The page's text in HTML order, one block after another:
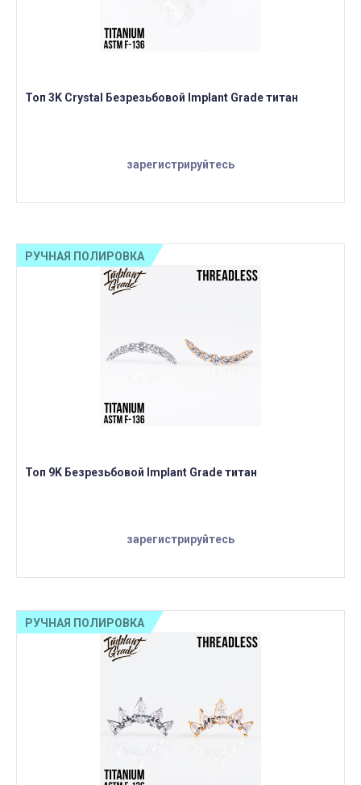
Топ 3K Crystal Безрезьбовой Implant Grade титан
зарегистрируйтесь
Топ 9K Безрезьбовой Implant Grade титан
зарегистрируйтесь
РУЧНАЯ ПОЛИРОВКА
РУЧНАЯ ПОЛИРОВКА